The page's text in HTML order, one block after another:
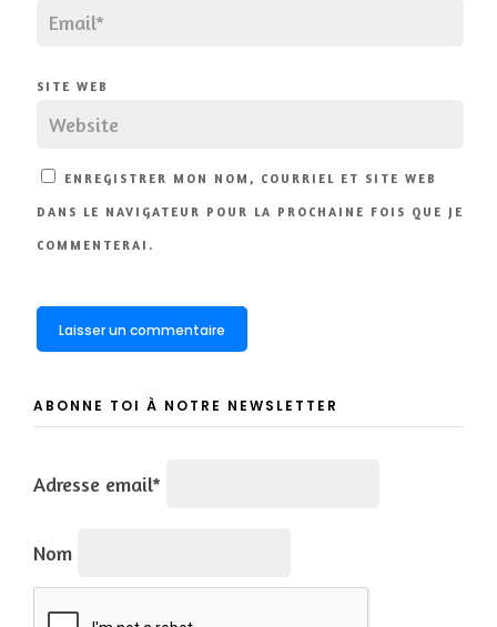
SITE WEB
ENREGISTRER MON NOM, COURRIEL ET SITE WEB
DANS LE NAVIGATEUR POUR LA PROCHAINE FOIS QUE JE
COMMENTERAI.
ABONNE TOI À NOTRE NEWSLETTER
Adresse email*
Nom